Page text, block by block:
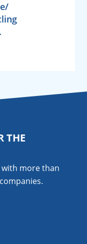
THE
more than
companies.